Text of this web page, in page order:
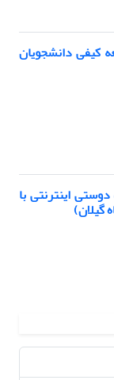
کیفی دانشجویان
اینترنتی با
گیلان)